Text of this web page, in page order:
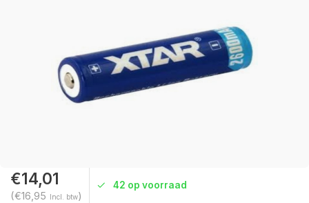
€14,01
(€16,95 Incl. btw)
42 op voorraad